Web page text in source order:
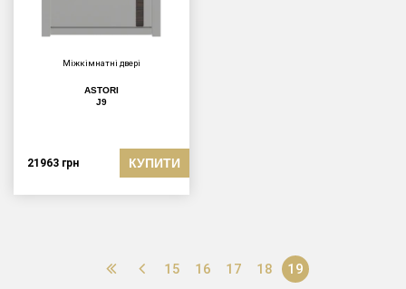
Міжкімнатні двері
ASTORI
J9
21963 грн КУПИТИ
15 16 17 18 19